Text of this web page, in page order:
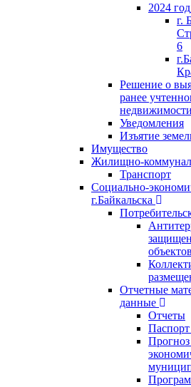
2024 год
г.
6
Решение о
ранее
недвижимости
Уведомления
Изъятие
Имущество
Жилищно-
Транспорт
Социально-
г.Байкальска
объектов
Отчетные
данные
Отчеты
Паспорт